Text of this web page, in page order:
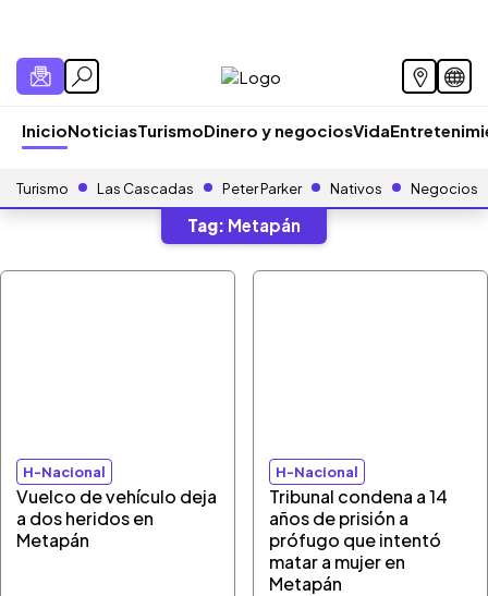
InicioNoticiasTurismoDinero y negociosVida
Turismo Las Cascadas Peter Parker Nativos Negocios
Tag: Metapán
H-Nacional
Vuelco de vehículo deja
a dos heridos en
Metapán
H-Nacional
Tribunal condena a 14
años de prisión a
prófugo que intentó
matar a mujer en
Metapán